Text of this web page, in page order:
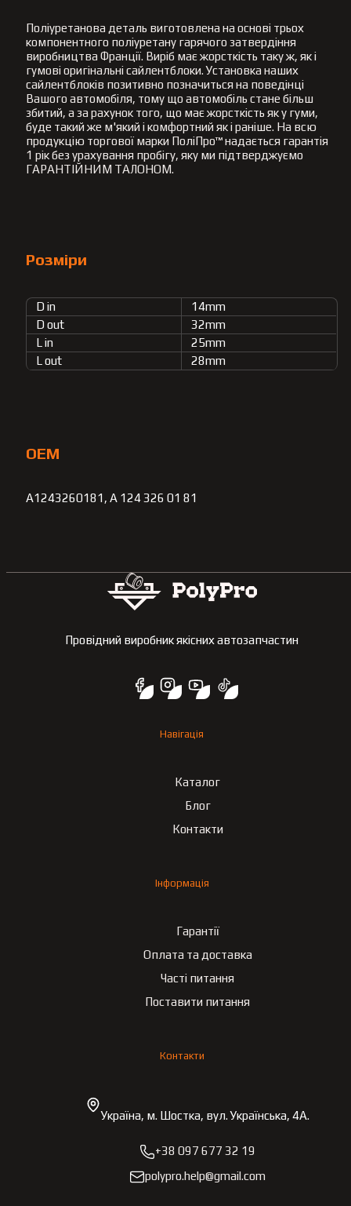
Поліуретанова деталь виготовлена на основі трьох
компонентного поліуретану гарячого затвердіння
виробництва Франції. Виріб має жорсткість таку ж, як і
гумові оригінальні сайлентблоки. Установка наших
сайлентблоків позитивно позначиться на поведінці
Вашого автомобіля, тому що автомобіль стане більш
збитий, а за рахунок того, що має жорсткість як у гуми,
буде такий же м'який і комфортний як і раніше. На всю
продукцію торгової марки ПоліПро™ надається гарантія
1 рік без урахування пробігу, яку ми підтверджуємо
ГАРАНТІЙНИМ ТАЛОНОМ.
Розміри
D in
14mm
D out
32mm
L in
25mm
L out
28mm
OEM
A1243260181, A 124 326 01 81
Провідний виробник якісних автозапчастин
Навігація
Каталог
Блог
Контакти
Інформація
Гарантії
Оплата та доставка
Часті питання
Поставити питання
Контакти
Україна, м. Шостка, вул. Українська, 4А.
+38 097 677 32 19
polypro.help@gmail.com